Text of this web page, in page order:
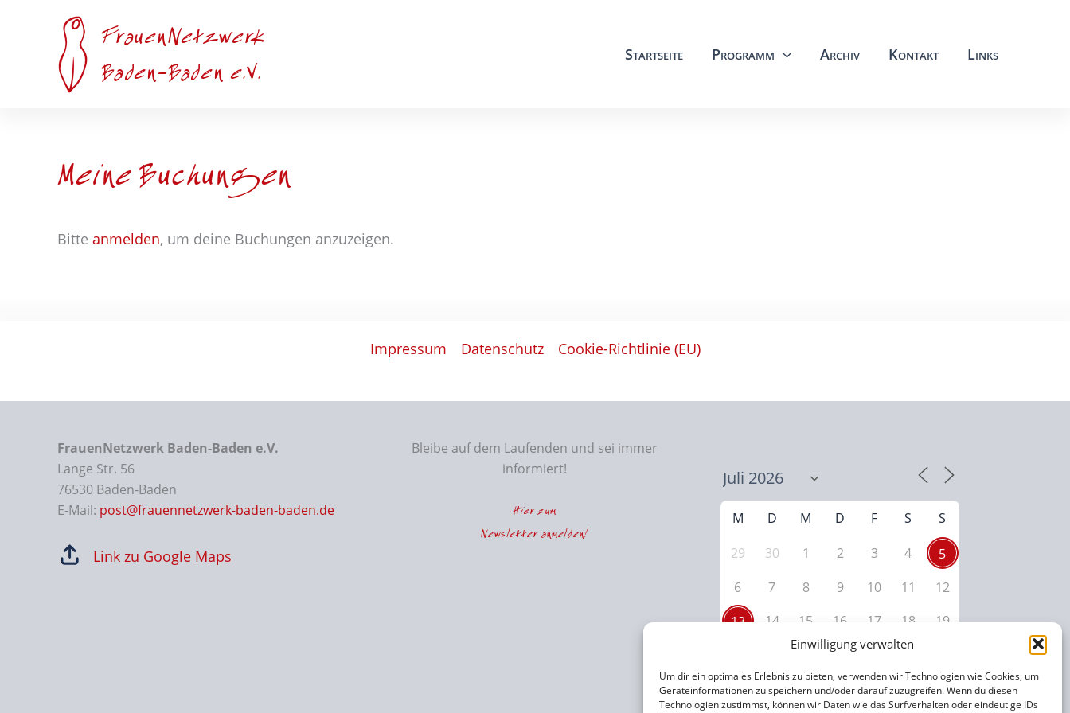
Einwilligung verwalten
Um dir ein optimales Erlebnis zu bieten, verwenden wir Technologien wie Cookies, um
Geräteinformationen zu speichern und/oder darauf zuzugreifen. Wenn du diesen
Technologien zustimmst, können wir Daten wie das Surfverhalten oder eindeutige IDs
FrauenNetzwerk
Baden-Baden e.V.
Startseite Programm Archiv Kontakt Links
Meine Buchungen
Bitte anmelden, um deine Buchungen anzuzeigen.
Impressum Datenschutz Cookie-Richtlinie (EU)
FrauenNetzwerk Baden-Baden e.V.
Lange Str. 56
76530 Baden-Baden
E-Mail: post@frauennetzwerk-baden-baden.de
Link zu Google Maps
Bleibe auf dem Laufenden und sei immer
informiert!
Hier zum
Newsletter anmelden!
M D M D F S
S
29
30 1 2 3 4
5
6
7 8 9 10 11
12
13
14 15 16 17 18
19
23
27
28 29 30 31 1 2